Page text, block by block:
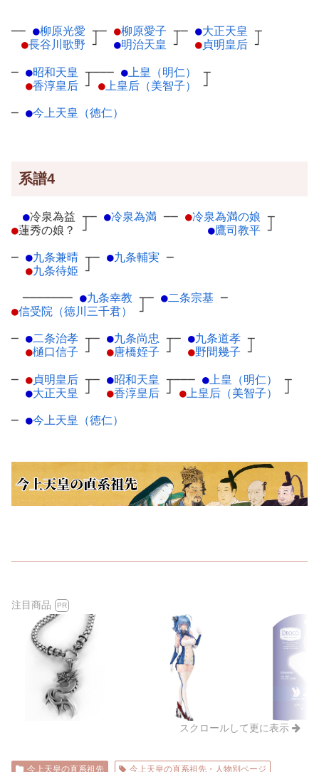
── ●柳原光愛 ┬
●長谷川歌野 ┘
─ ●柳原愛子 ┬
●明治天皇 ┘
─ ●大正天皇 ┬
●貞明皇后 ┘
─ ●昭和天皇 ┬
●香淳皇后 ┘
─── ● 上皇（明仁）
┬
● 上皇后（美智子） ┘
─ ●今上天皇（徳仁）
系譜4
●冷泉為益 ┬
●蓮秀の娘？ ┘
─ ●冷泉為満 ── ●冷泉為満の娘 ┬
●鷹司教平 ┘
─ ●九条兼晴 ┬
●九条待姫 ┘
─ ●九条輔実 ─
─────── ●九条幸教 ┬
●信受院（徳川三千君） ┘
─ ●二条宗基 ─
─ ●二条治孝 ┬
●樋口信子 ┘
─ ●九条尚忠 ┬
●唐橋姪子 ┘
─ ●九条道孝 ┬
●野間幾子 ┘
─ ●貞明皇后 ┬
●大正天皇 ┘
─ ●昭和天皇 ┬
●香淳皇后 ┘
─── ● 上皇（明仁）
┬
● 上皇后（美智子） ┘
─ ●今上天皇（徳仁）
注目商品 PR
スクロールして更に表示
今上天皇の直系祖先 今上天皇の直系祖先・人物別ページ